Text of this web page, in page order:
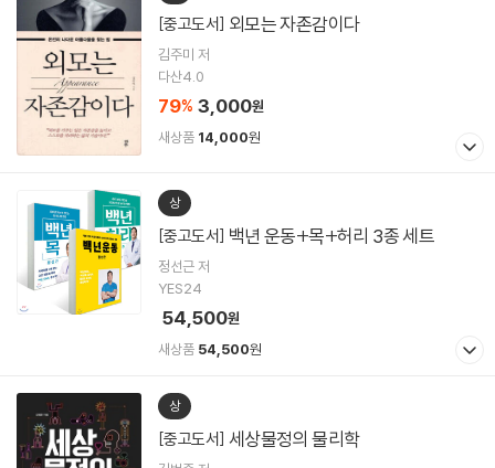
[중고도서] 외모는 자존감이다
김주미 저
다산4.0
79% 3,000원
새상품 14,000원
상
[중고도서] 백년 운동+목+허리 3종 세트
정선근 저
YES24
54,500원
새상품 54,500원
상
[중고도서] 세상물정의 물리학